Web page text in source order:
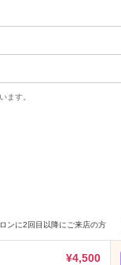
ます。
ンに2回目以降にご来店の方
¥4,500